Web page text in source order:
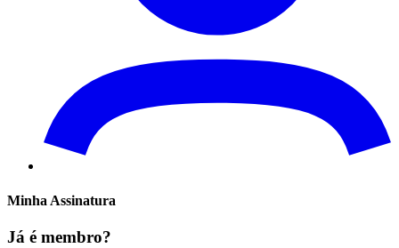
Minha Assinatura
Já é membro?